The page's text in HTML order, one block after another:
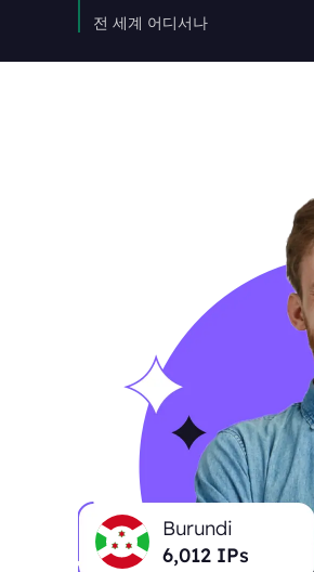
전 세계 어디서나
Burundi
6,012 IPs